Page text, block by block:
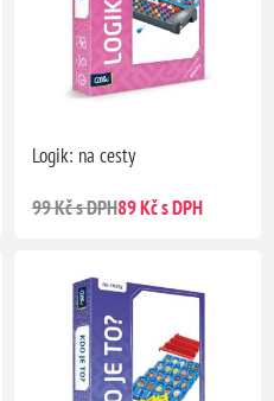
Logik: na cesty
99 Kč s DPH89 Kč s DPH